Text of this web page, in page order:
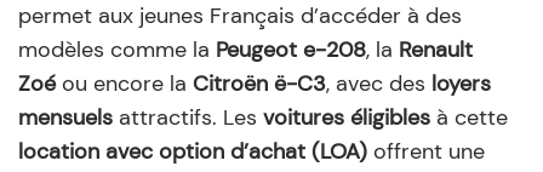
permet aux jeunes Français d’accéder à des
modèles comme la Peugeot e-208, la Renault
Zoéou encore la Citroën ë-C3, avec des loyers
mensuels attractifs. Les voitures éligibles à cette
location avec option d’achat (LOA) offrent une